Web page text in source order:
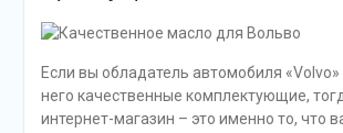
Если вы обладатель автомобиля
него качественные комплектующие,
интернет-магазин – это именно то, что